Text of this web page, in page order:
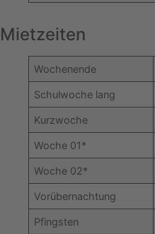
Mietzeiten
Wochenende
Schulwoche lang
Kurzwoche
Woche 01*
Woche 02*
Vorübernachtung
Pfingsten